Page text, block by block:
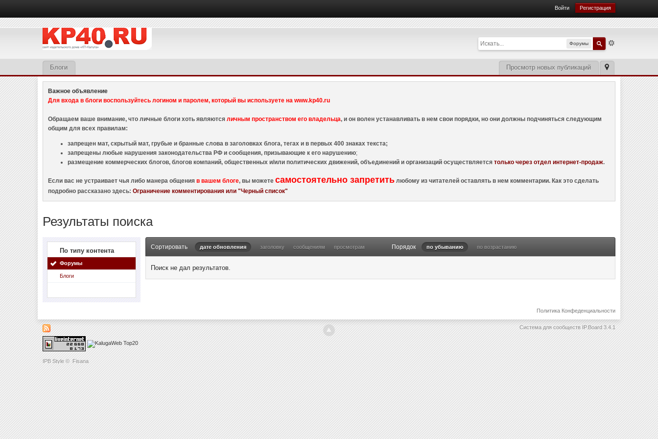
IPB Style © Fisana
Войти Регистрация
Форумы
Просмотр новых публикаций
Блоги
Важное объявление
Для входа в блоги воспользуйтесь логином и паролем, который вы используете на www.kp40.ru
Обращаем ваше внимание, что личные блоги хоть являютсяличным пространством его владельца, и он волен устанавливать в нем свои порядки, но они должны подчиняться следующим
общим для всех правилам:
запрещен мат, скрытый мат, грубые и бранные слова в заголовках блога, тегах и в первых 400 знаках текста;
запрещены любые нарушения законодательства РФ и сообщения, призывающие к его нарушению;
размещение коммерческих блогов, блогов компаний, общественных и/или политических движений, объединений и организаций осуществляетсятолько через отдел интернет-продаж.
Если вас не устраивает чья либо манера общенияв вашем блоге, вы можетесамостоятельно запретить любому из читателей оставлять в нем комментарии. Как это сделать
подробно рассказано здесь:Ограничение комментирования или "Черный список"
Результаты поиска
По типу контента
Форумы
Блоги
Сортировать дате обновления заголовку сообщениям просмотрам Порядок по убыванию по возрастанию
Поиск не дал результатов.
Политика Конфеденциальности
Система для сообществ IP.Board 3.4.1